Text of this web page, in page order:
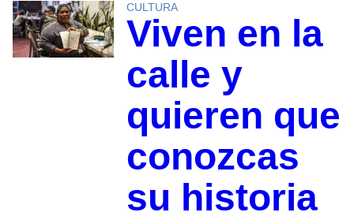
CULTURA
Viven en la
calle y
quieren que
conozcas
su historia